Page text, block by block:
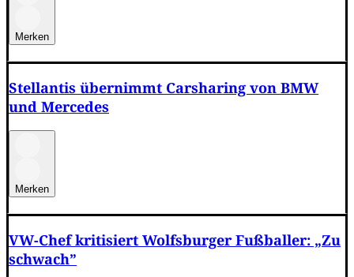
Merken
Stellantis übernimmt Carsharing von BMW
und Mercedes
Merken
VW-Chef kritisiert Wolfsburger Fußballer: „Zu
schwach”